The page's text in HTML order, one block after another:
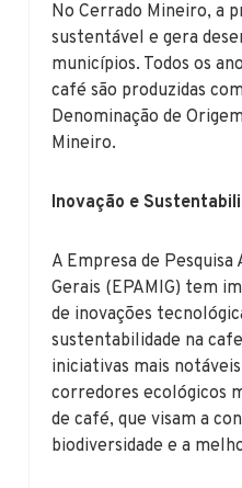
No Cerrado Mineiro, a
sustentável e gera
municípios. Todos os
café são produzidas
Denominação de
Mineiro.
Inovação e
A Empresa de
Gerais (EPAMIG) tem
de inovações
sustentabilidade na
iniciativas mais
corredores ecológicos
de café, que visam a
biodiversidade e a